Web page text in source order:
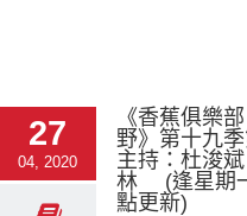
27
04, 2020
《香蕉俱樂
野》第十九
主持：杜浚
林 (逢星期
點更新)